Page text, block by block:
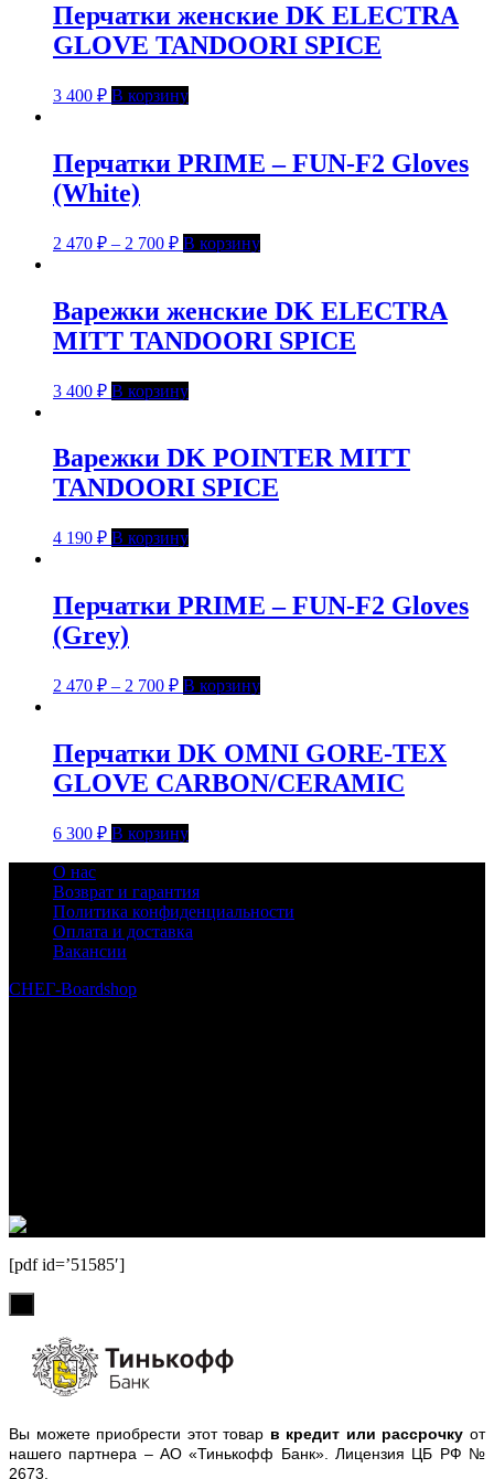
Перчатки женские DK ELECTRA
GLOVE TANDOORI SPICE
3 400 ₽ В корзину
Перчатки PRIME – FUN-F2 Gloves
(White)
2 470 ₽ – 2 700 ₽ В корзину
Варежки женские DK ELECTRA
MITT TANDOORI SPICE
3 400 ₽ В корзину
Варежки DK POINTER MITT
TANDOORI SPICE
4 190 ₽ В корзину
Перчатки PRIME – FUN-F2 Gloves
(Grey)
2 470 ₽ – 2 700 ₽ В корзину
Перчатки DK OMNI GORE-TEX
GLOVE CARBON/CERAMIC
6 300 ₽ В корзину
О нас
Возврат и гарантия
Политика конфиденциальности
Оплата и доставка
Вакансии
СНЕГ-Boardshop
[pdf id=’51585′]
Вы можете приобрести этот товар в кредит или рассрочку от
нашего партнера – АО «Тинькофф Банк». Лицензия ЦБ РФ №
2673.